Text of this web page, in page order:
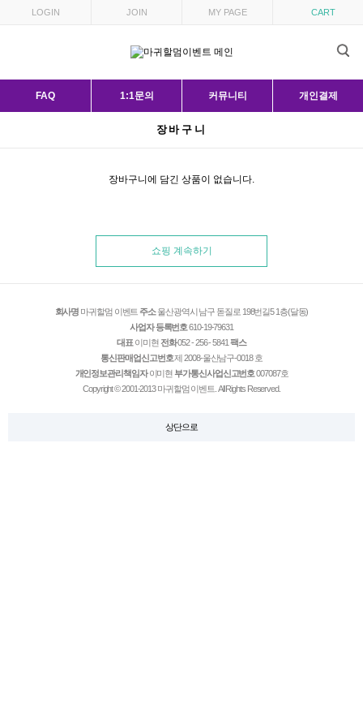
LOGIN JOIN MY PAGE CART
FAQ 1:1문의 커뮤니티 개인결제
장바구니
장바구니에 담긴 상품이 없습니다.
쇼핑 계속하기
회사명 마귀할멈 이벤트 주소울산광역시 남구 돋질로 198번길5 1층(달동)
사업자 등록번호610-19-79631
대표 이미현 전화052 - 256 - 5841 팩스
통신판매업신고번호제 2008-울산남구-0018 호
개인정보관리책임자이미현부가통신사업신고번호007087호
Copyright © 2001-2013 마귀할멈 이벤트. All Rights Reserved.
상단으로